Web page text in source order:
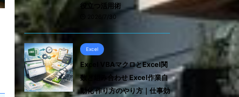
役立つ活用術
2026/7/30
Excel
Excel VBAマクロとExcel関
数と組み合わせ Excel作業自
動化 作り方のやり方｜仕事効